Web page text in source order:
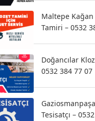
Maltepe Kağan
Tamiri – 0532
Doğancılar
0532 384 77 07
Tesisatçı –